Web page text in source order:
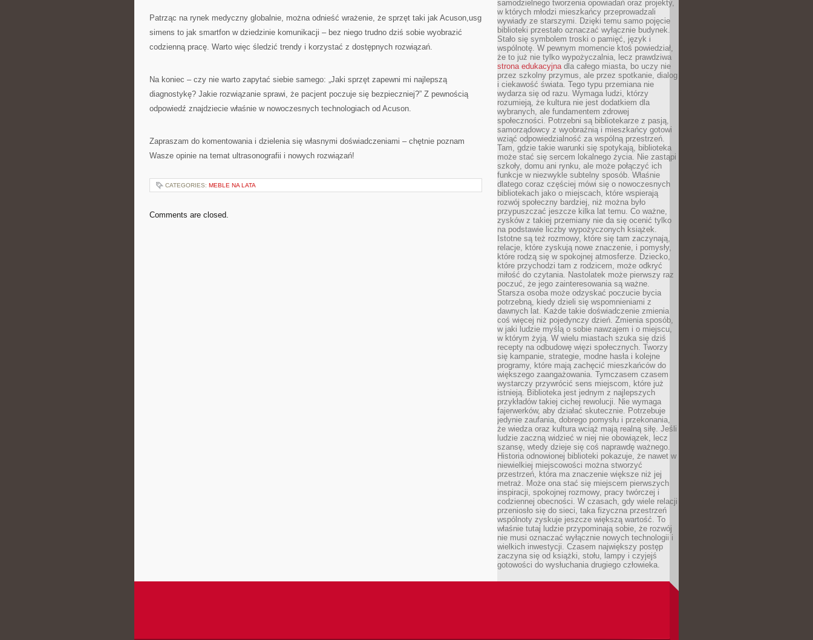
Patrząc na rynek medyczny globalnie, można odnieść wrażenie, że sprzęt taki jak Acuson,usg
simens to jak smartfon w dziedzinie komunikacji – bez niego trudno dziś sobie wyobrazić
codzienną pracę. Warto więc śledzić trendy i korzystać z dostępnych rozwiązań.
Na koniec – czy nie warto zapytać siebie samego: „Jaki sprzęt zapewni mi najlepszą
diagnostykę? Jakie rozwiązanie sprawi, że pacjent poczuje się bezpieczniej?” Z pewnością
odpowiedź znajdziecie właśnie w nowoczesnych technologiach od Acuson.
Zapraszam do komentowania i dzielenia się własnymi doświadczeniami – chętnie poznam
Wasze opinie na temat ultrasonografii i nowych rozwiązań!
CATEGORIES: MEBLE NA LATA
Comments are closed.
samodzielnego tworzenia opowiadań oraz projekty,
w których młodzi mieszkańcy przeprowadzali
wywiady ze starszymi. Dzięki temu samo pojęcie
biblioteki przestało oznaczać wyłącznie budynek.
Stało się symbolem troski o pamięć, język i
wspólnotę. W pewnym momencie ktoś powiedział,
że to już nie tylko wypożyczalnia, lecz prawdziwa
strona edukacyjnadla całego miasta, bo uczy nie
przez szkolny przymus, ale przez spotkanie, dialog
i ciekawość świata. Tego typu przemiana nie
wydarza się od razu. Wymaga ludzi, którzy
rozumieją, że kultura nie jest dodatkiem dla
wybranych, ale fundamentem zdrowej
społeczności. Potrzebni są bibliotekarze z pasją,
samorządowcy z wyobraźnią i mieszkańcy gotowi
wziąć odpowiedzialność za wspólną przestrzeń.
Tam, gdzie takie warunki się spotykają, biblioteka
może stać się sercem lokalnego życia. Nie zastąpi
szkoły, domu ani rynku, ale może połączyć ich
funkcje w niezwykle subtelny sposób. Właśnie
dlatego coraz częściej mówi się o nowoczesnych
bibliotekach jako o miejscach, które wspierają
rozwój społeczny bardziej, niż można było
przypuszczać jeszcze kilka lat temu. Co ważne,
zysków z takiej przemiany nie da się ocenić tylko
na podstawie liczby wypożyczonych książek.
Istotne są też rozmowy, które się tam zaczynają,
relacje, które zyskują nowe znaczenie, i pomysły,
które rodzą się w spokojnej atmosferze. Dziecko,
które przychodzi tam z rodzicem, może odkryć
miłość do czytania. Nastolatek może pierwszy raz
poczuć, że jego zainteresowania są ważne.
Starsza osoba może odzyskać poczucie bycia
potrzebną, kiedy dzieli się wspomnieniami z
dawnych lat. Każde takie doświadczenie zmienia
coś więcej niż pojedynczy dzień. Zmienia sposób,
w jaki ludzie myślą o sobie nawzajem i o miejscu,
w którym żyją. W wielu miastach szuka się dziś
recepty na odbudowę więzi społecznych. Tworzy
się kampanie, strategie, modne hasła i kolejne
programy, które mają zachęcić mieszkańców do
większego zaangażowania. Tymczasem czasem
wystarczy przywrócić sens miejscom, które już
istnieją. Biblioteka jest jednym z najlepszych
przykładów takiej cichej rewolucji. Nie wymaga
fajerwerków, aby działać skutecznie. Potrzebuje
jedynie zaufania, dobrego pomysłu i przekonania,
że wiedza oraz kultura wciąż mają realną siłę. Jeśli
ludzie zaczną widzieć w niej nie obowiązek, lecz
szansę, wtedy dzieje się coś naprawdę ważnego.
Historia odnowionej biblioteki pokazuje, że nawet w
niewielkiej miejscowości można stworzyć
przestrzeń, która ma znaczenie większe niż jej
metraż. Może ona stać się miejscem pierwszych
inspiracji, spokojnej rozmowy, pracy twórczej i
codziennej obecności. W czasach, gdy wiele relacji
przeniosło się do sieci, taka fizyczna przestrzeń
wspólnoty zyskuje jeszcze większą wartość. To
właśnie tutaj ludzie przypominają sobie, że rozwój
nie musi oznaczać wyłącznie nowych technologii i
wielkich inwestycji. Czasem największy postęp
zaczyna się od książki, stołu, lampy i czyjejś
gotowości do wysłuchania drugiego człowieka.